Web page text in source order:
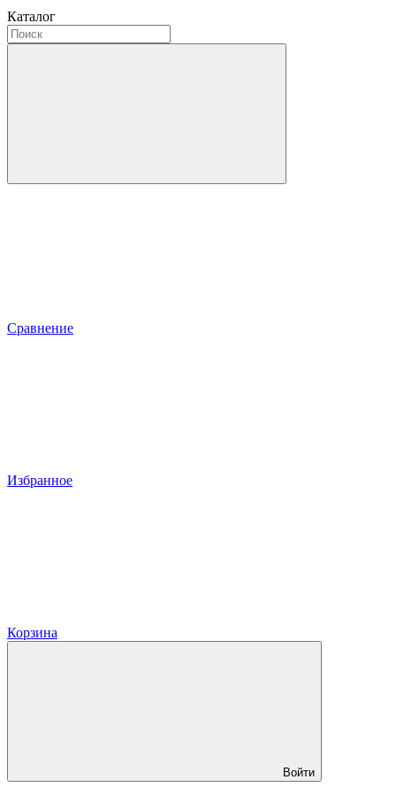
Каталог
Сравнение
Избранное
Корзина
Войти